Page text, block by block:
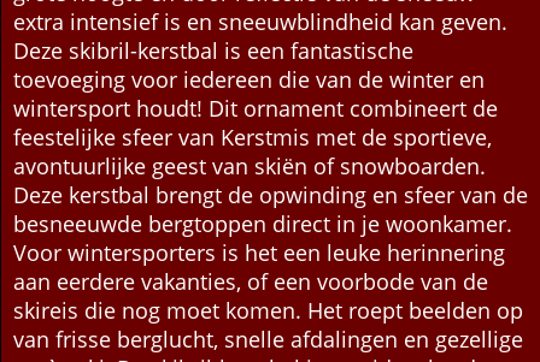
grote hoogte en door reflectie van de sneeuw
extra intensief is en sneeuwblindheid kan geven.
Deze skibril-kerstbal is een fantastische
toevoeging voor iedereen die van de winter en
wintersport houdt! Dit ornament combineert de
feestelijke sfeer van Kerstmis met de sportieve,
avontuurlijke geest van skiën of snowboarden.
Deze kerstbal brengt de opwinding en sfeer van de
besneeuwde bergtoppen direct in je woonkamer.
Voor wintersporters is het een leuke herinnering
aan eerdere vakanties, of een voorbode van de
skireis die nog moet komen. Het roept beelden op